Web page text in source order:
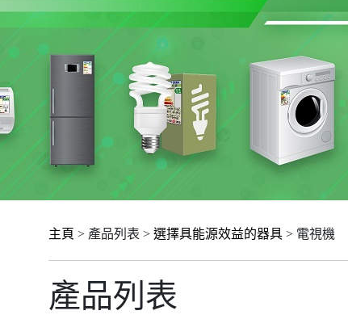
主頁 > 產品列表 > 選擇具能源效益的器具 > 電視機
產品列表